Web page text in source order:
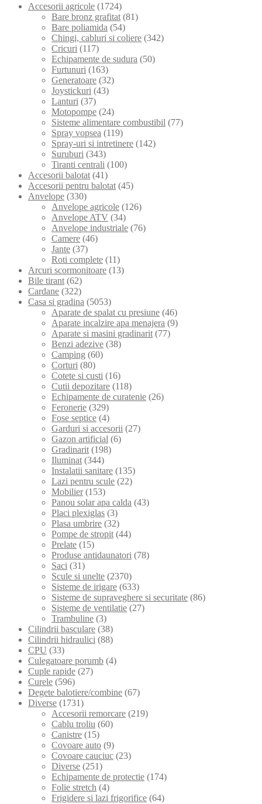
Accesorii agricole (1724)
Bare bronz grafitat (81)
Bare poliamida (54)
Chingi, cabluri si coliere (342)
Cricuri (117)
Echipamente de sudura (50)
Furtunuri (163)
Generatoare (32)
Joystickuri (43)
Lanturi (37)
Motopompe (24)
Sisteme alimentare combustibil (77)
Spray vopsea (119)
Spray-uri si intretinere (142)
Suruburi (343)
Tiranti centrali (100)
Accesorii balotat (41)
Accesorii pentru balotat (45)
Anvelope (330)
Anvelope agricole (126)
Anvelope ATV (34)
Anvelope industriale (76)
Camere (46)
Jante (37)
Roti complete (11)
Arcuri scormonitoare (13)
Bile tirant (62)
Cardane (322)
Casa si gradina (5053)
Aparate de spalat cu presiune (46)
Aparate incalzire apa menajera (9)
Aparate si masini gradinarit (77)
Benzi adezive (38)
Camping (60)
Corturi (80)
Cotete si custi (16)
Cutii depozitare (118)
Echipamente de curatenie (26)
Feronerie (329)
Fose septice (4)
Garduri si accesorii (27)
Gazon artificial (6)
Gradinarit (198)
Iluminat (344)
Instalatii sanitare (135)
Lazi pentru scule (22)
Mobilier (153)
Panou solar apa calda (43)
Placi plexiglas (3)
Plasa umbrire (32)
Pompe de stropit (44)
Prelate (15)
Produse antidaunatori (78)
Saci (31)
Scule si unelte (2370)
Sisteme de irigare (633)
Sisteme de supraveghere si securitate (86)
Sisteme de ventilatie (27)
Trambuline (3)
Cilindrii basculare (38)
Cilindrii hidraulici (88)
CPU (33)
Culegatoare porumb (4)
Cuple rapide (27)
Curele (596)
Degete balotiere/combine (67)
Diverse (1731)
Accesorii remorcare (219)
Cablu troliu (60)
Canistre (15)
Covoare auto (9)
Covoare cauciuc (23)
Diverse (251)
Echipamente de protectie (174)
Folie stretch (4)
Frigidere si lazi frigorifice (64)